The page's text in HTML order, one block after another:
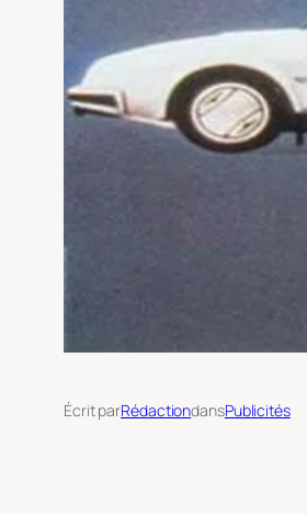
Écrit parRédactiondansPublicités